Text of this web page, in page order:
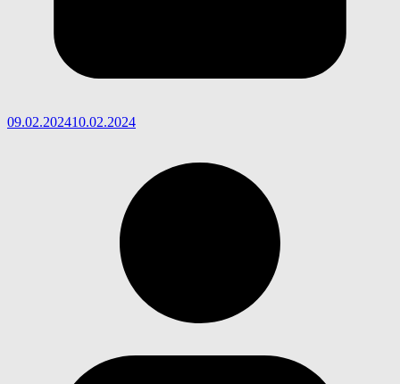
09.02.202410.02.2024